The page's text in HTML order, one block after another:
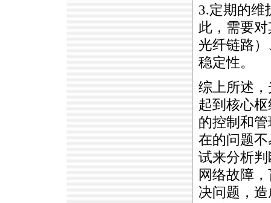
3.定期的维
此，需要
光纤链路
稳定性。
综上所述
起到核心
的控制和
在的问题
试来分析
网络故障
决问题，